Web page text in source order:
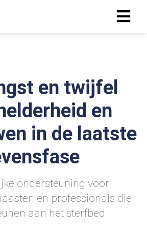
en twijfel
en
in de laatste
ondersteuning voor
en professionals die
aan het sterfbed